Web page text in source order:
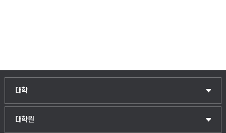
대학
인문융합공공인재학부
법경영학부
대학원
일반대학원